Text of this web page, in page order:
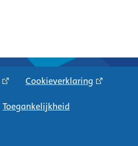
Cookieverklaring
Toegankelijkheid